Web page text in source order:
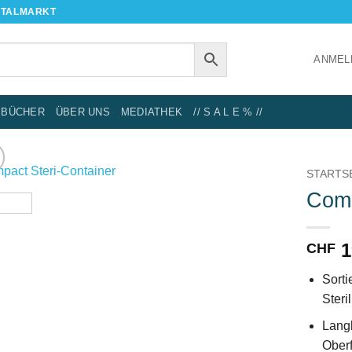
BÜCHER ÜBER UNS MEDIATHEK // S A L E % //
CHF